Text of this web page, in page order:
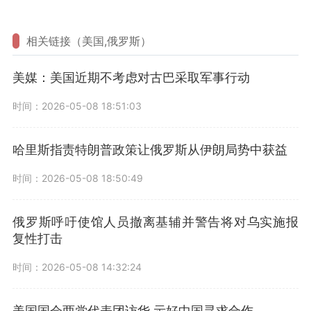
相关链接（美国,俄罗斯）
美媒：美国近期不考虑对古巴采取军事行动
时间：2026-05-08 18:51:03
哈里斯指责特朗普政策让俄罗斯从伊朗局势中获益
时间：2026-05-08 18:50:49
俄罗斯呼吁使馆人员撤离基辅并警告将对乌实施报
复性打击
时间：2026-05-08 14:32:24